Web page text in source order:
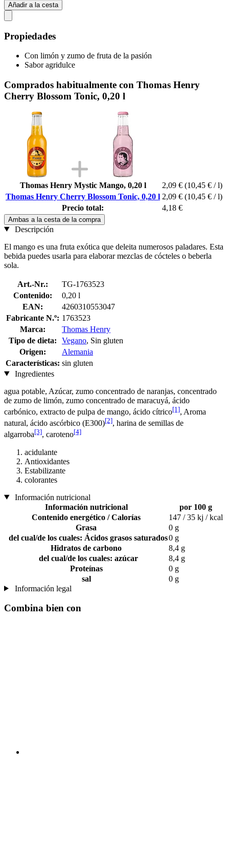
Añadir a la cesta
Propiedades
Con limón y zumo de fruta de la pasión
Sabor agridulce
Comprados habitualmente con Thomas Henry
Cherry Blossom Tonic, 0,20 l
Thomas Henry Mystic Mango, 0,20 l 2,09 € (10,45 € / l)
Thomas Henry Cherry Blossom Tonic, 0,20 l 2,09 € (10,45 € / l)
Precio total:
4,18 €
Ambas a la cesta de la compra
Descripción
El mango es una fruta exótica que deleita numerosos paladares. Esta
bebida puedes usarla para elaborar mezclas de cócteles o beberla
sola.
Art.-Nr.:
TG-1763523
Contenido:
0,20 l
EAN:
4260310553047
Fabricante N.º: 1763523
Marca:
Thomas Henry
Tipo de dieta:
Vegano, Sin gluten
Origen:
Alemania
Características: sin gluten
Ingredientes
agua potable, Azúcar, zumo concentrado de naranjas, concentrado
de zumo de limón, zumo concentrado de maracuyá, ácido
carbónico, extracto de pulpa de mango, ácido cítrico[1], Aroma
natural, ácido ascórbico (E300)[2], harina de semillas de
algarroba[3], caroteno[4]
acidulante
Antioxidantes
Estabilizante
colorantes
Información nutricional
Información nutricional
por 100 g
Contenido energético / Calorías
147 / 35 kj / kcal
Grasa
0 g
del cual/de los cuales: Ácidos grasos saturados0 g
Hidratos de carbono
8,4 g
del cual/de los cuales: azúcar
8,4 g
Proteínas
0 g
sal
0 g
Información legal
Combina bien con